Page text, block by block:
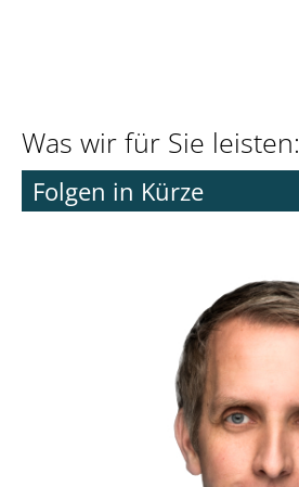
Was wir für Sie leisten:
Folgen in Kürze